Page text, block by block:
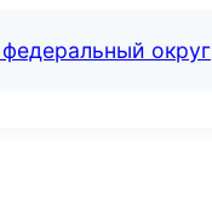
округ